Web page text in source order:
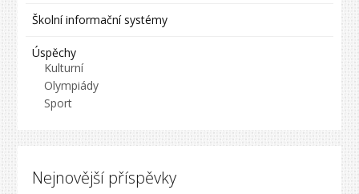
Školní informační systémy
Úspěchy
Kulturní
Olympiády
Sport
Nejnovější příspěvky